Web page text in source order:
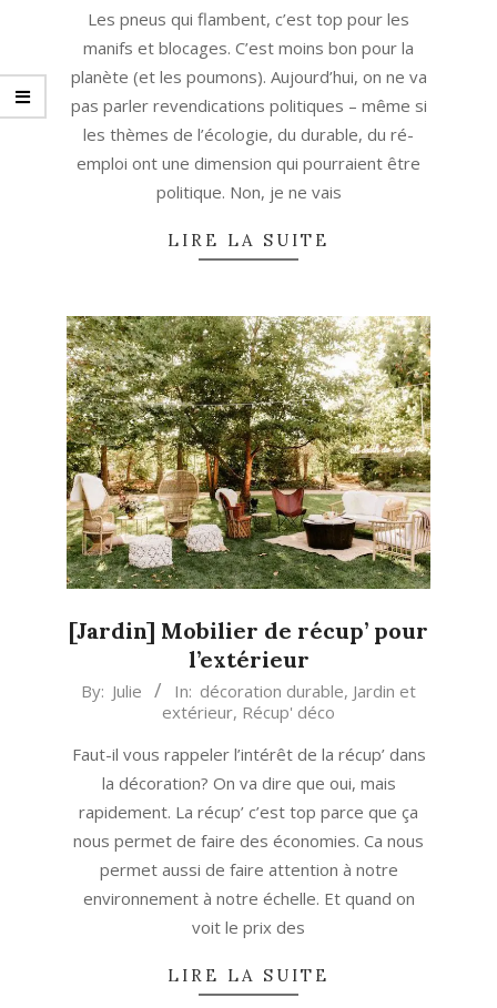
Les pneus qui flambent, c’est top pour les
manifs et blocages. C’est moins bon pour la
planète (et les poumons). Aujourd’hui, on ne va
pas parler revendications politiques – même si
les thèmes de l’écologie, du durable, du ré-
emploi ont une dimension qui pourraient être
politique. Non, je ne vais
LIRE LA SUITE
[Jardin] Mobilier de récup’ pour
l’extérieur
2019-
14
By: Julie In: décoration durable, Jardin et
extérieur, Récup' déco
Faut-il vous rappeler l’intérêt de la récup’ dans
la décoration? On va dire que oui, mais
rapidement. La récup’ c’est top parce que ça
nous permet de faire des économies. Ca nous
permet aussi de faire attention à notre
environnement à notre échelle. Et quand on
voit le prix des
LIRE LA SUITE